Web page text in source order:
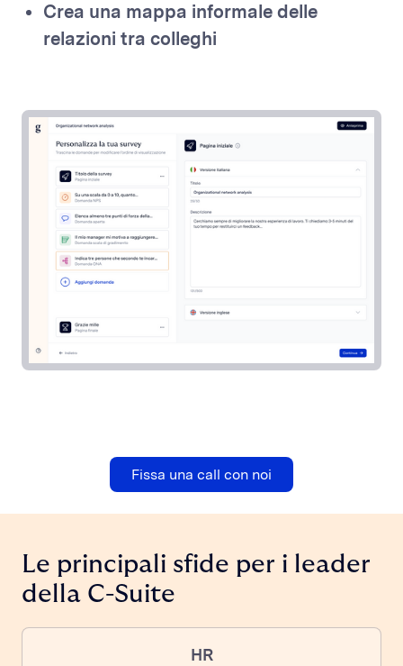
Crea una mappa informale delle
relazioni tra colleghi
Fissa una call con noi
Le principali sfide per i leader
della C-Suite
HR